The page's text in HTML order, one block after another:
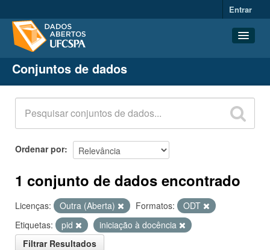
Entrar
Conjuntos de dados
Organizações
Grupos
Sobre
Conjuntos de dados
Ordenar por
1 conjunto de dados encontrado
Licenças: Outra (Aberta) Formatos:
ODT
Etiquetas:
pid
iniciação à docência
Filtrar Resultados